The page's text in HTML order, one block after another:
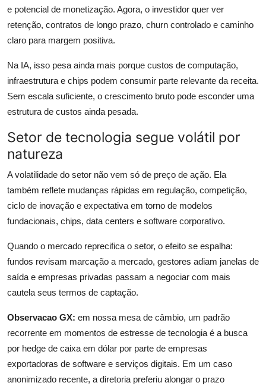
e potencial de monetização. Agora, o investidor quer ver
retenção, contratos de longo prazo, churn controlado e caminho
claro para margem positiva.
Na IA, isso pesa ainda mais porque custos de computação,
infraestrutura e chips podem consumir parte relevante da receita.
Sem escala suficiente, o crescimento bruto pode esconder uma
estrutura de custos ainda pesada.
Setor de tecnologia segue volátil por
natureza
A volatilidade do setor não vem só de preço de ação. Ela
também reflete mudanças rápidas em regulação, competição,
ciclo de inovação e expectativa em torno de modelos
fundacionais, chips, data centers e software corporativo.
Quando o mercado reprecifica o setor, o efeito se espalha:
fundos revisam marcação a mercado, gestores adiam janelas de
saída e empresas privadas passam a negociar com mais
cautela seus termos de captação.
Observacao GX: em nossa mesa de câmbio, um padrão
recorrente em momentos de estresse de tecnologia é a busca
por hedge de caixa em dólar por parte de empresas
exportadoras de software e serviços digitais. Em um caso
anonimizado recente, a diretoria preferiu alongar o prazo